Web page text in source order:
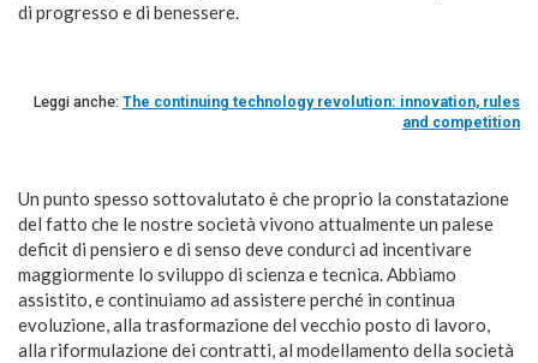
di progresso e di benessere.
Leggi anche: The continuing technology revolution: innovation, rules
and competition
Un punto spesso sottovalutato è che proprio la constatazione
del fatto che le nostre società vivono attualmente un palese
deficit di pensiero e di senso deve condurci ad incentivare
maggiormente lo sviluppo di scienza e tecnica. Abbiamo
assistito, e continuiamo ad assistere perché in continua
evoluzione, alla trasformazione del vecchio posto di lavoro,
alla riformulazione dei contratti, al modellamento della società